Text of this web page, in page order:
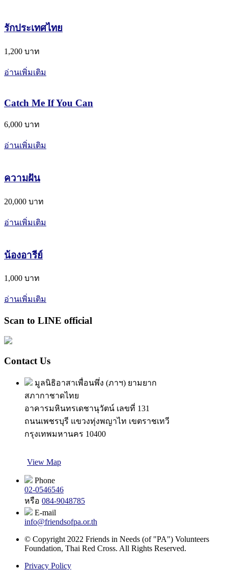
รักประเทศไทย
1,200 บาท
อ่านเพิ่มเติม
Catch Me If You Can
6,000 บาท
อ่านเพิ่มเติม
ความฝัน
20,000 บาท
อ่านเพิ่มเติม
น้องอารีย์
1,000 บาท
อ่านเพิ่มเติม
Scan to LINE official
Contact Us
มูลนิธิอาสาเพื่อนพึ่ง (ภาฯ) ยามยาก
สภากาชาดไทย
อาคารมหินทรเดชานุวัตน์ เลขที่ 131
ถนนเพชรบุรี แขวงทุ่งพญาไท เขตราชเทวี
กรุงเทพมหานคร 10400
View Map
Phone
02-0546546
หรือ 084-9048785
E-mail
info@friendsofpa.or.th
© Copyright 2022 Friends in Needs (of "PA") Volunteers
Foundation, Thai Red Cross. All Rights Reserved.
Privacy Policy